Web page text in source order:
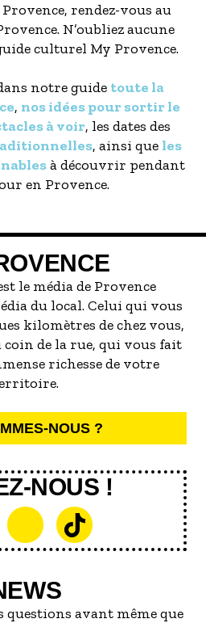
rendez-vous au
N’oubliez aucune
culturel My Provence.
notre guide toute la
, nos idées pour sortir le
à voir, les dates des
, ainsi que les
à découvrir pendant
en Provence.
le média de Provence
du local. Celui qui vous
kilomètres de chez vous,
coin de la rue, qui vous fait
richesse de votre
NOUS ?
NOUS !
questions avant même que